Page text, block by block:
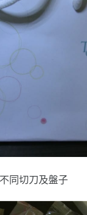
同切刀及盤子